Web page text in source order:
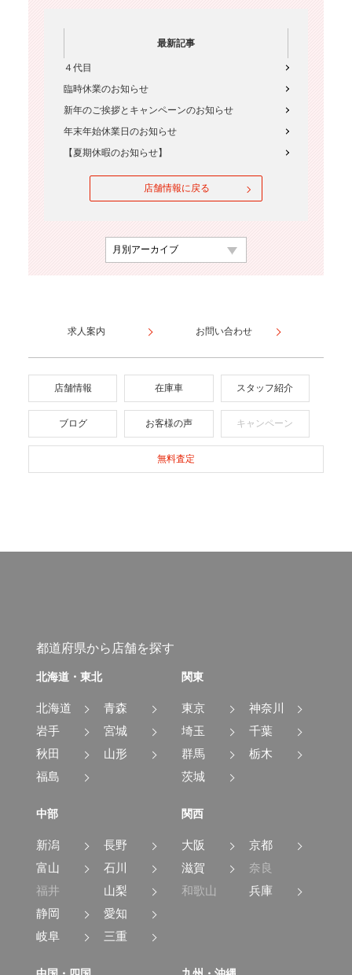
最新記事
４代目
臨時休業のお知らせ
新年のご挨拶とキャンペーンのお知らせ
年末年始休業日のお知らせ
【夏期休暇のお知らせ】
店舗情報に戻る
求人案内 お問い合わせ
店舗情報 在庫車 スタッフ紹介
ブログ お客様の声 キャンペーン
無料査定
都道府県から店舗を探す
北海道・東北
北海道
青森
岩手
宮城
秋田
山形
福島
関東
東京
神奈川
埼玉
千葉
群馬
栃木
茨城
中部
新潟
長野
富山
石川
福井
山梨
静岡
愛知
岐阜
三重
関西
大阪
京都
滋賀
奈良
和歌山
兵庫